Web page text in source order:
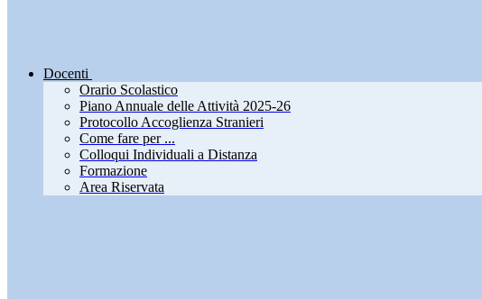
Docenti
Orario Scolastico
Piano Annuale delle Attività 2025-26
Protocollo Accoglienza Stranieri
Come fare per ...
Colloqui Individuali a Distanza
Formazione
Area Riservata